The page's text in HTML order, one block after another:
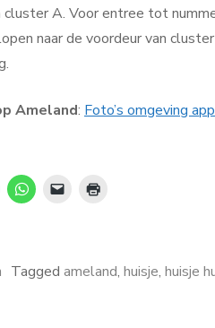
cluster A. Voor entree tot
naar de voordeur van
Ameland: Foto’s omgeving
Tagged ameland, huisje, huisje